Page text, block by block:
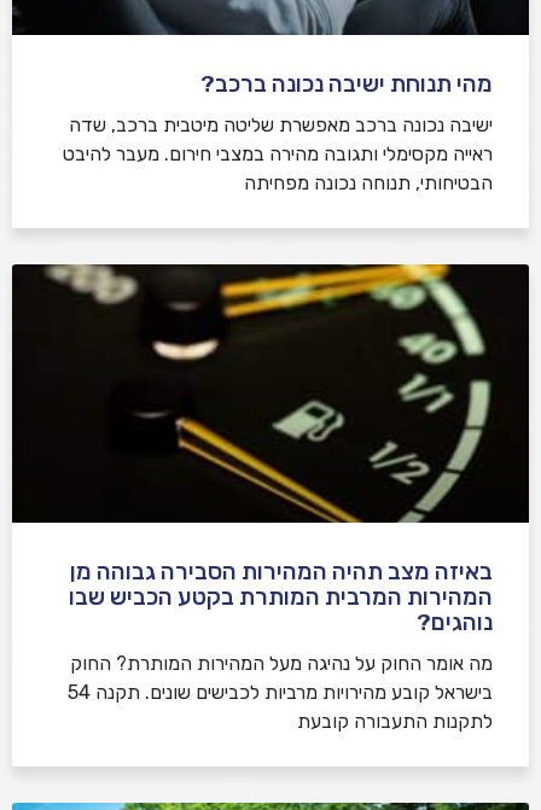
מהי תנוחת ישיבה נכונה ברכב?
ישיבה נכונה ברכב מאפשרת שליטה מיטבית ברכב, שדה
ראייה מקסימלי ותגובה מהירה במצבי חירום. מעבר להיבט
הבטיחותי, תנוחה נכונה מפחיתה
באיזה מצב תהיה המהירות הסבירה גבוהה מן
המהירות המרבית המותרת בקטע הכביש שבו
נוהגים?
​מה אומר החוק על נהיגה מעל המהירות המותרת? החוק
בישראל קובע מהירויות מרביות לכבישים שונים. תקנה 54
לתקנות התעבורה קובעת